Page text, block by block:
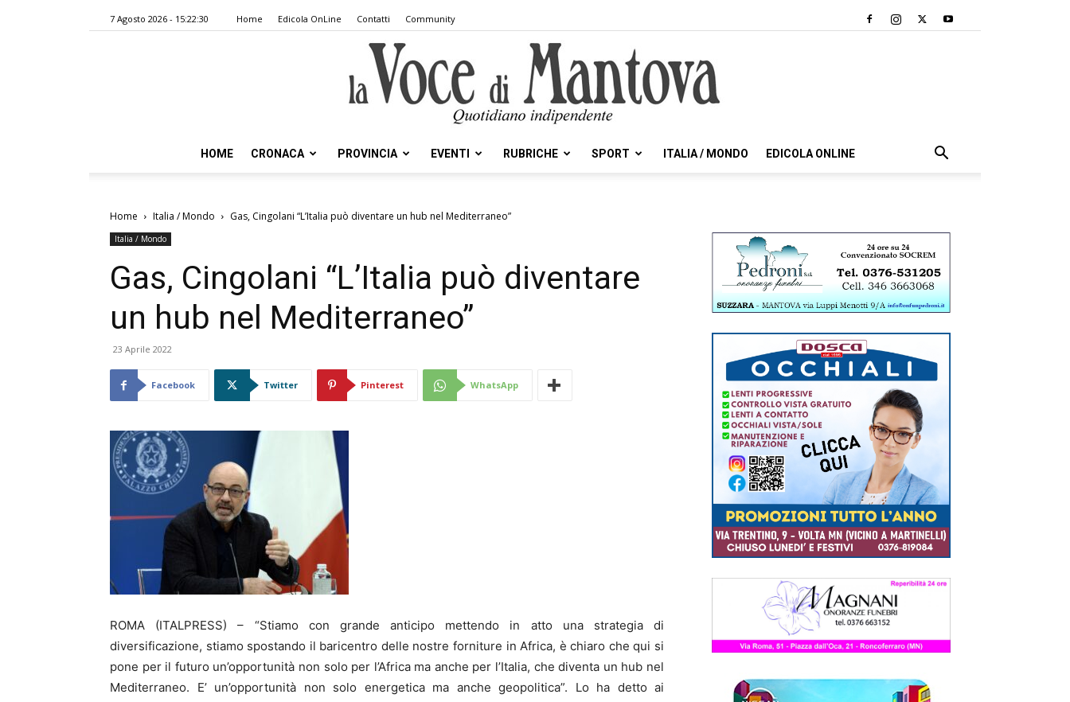
7 Agosto 2026 - 15:22:30 Home Edicola OnLine Contatti Community
Voce
HOME CRONACA PROVINCIA EVENTI RUBRICHE SPORT ITALIA / MONDO EDICOLA ONLINE
Home Italia / Mondo Gas, Cingolani “L’Italia può diventare un hub nel Mediterraneo”
Italia / Mondo
Gas, Cingolani “L’Italia può diventare
un hub nel Mediterraneo”
23 Aprile 2022
Facebook Twitter Pinterest WhatsApp
ROMA (ITALPRESS) – “Stiamo con grande anticipo mettendo in atto una strategia di
diversificazione, stiamo spostando il baricentro delle nostre forniture in Africa, è chiaro che qui si
pone per il futuro un’opportunità non solo per l’Africa ma anche per l’Italia, che diventa un hub nel
Mediterraneo. E’ un’opportunità non solo energetica ma anche geopolitica”. Lo ha detto ai